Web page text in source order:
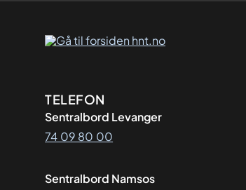
Kontaktinformasjon
TELEFON
Sentralbord Levanger
74 09 80 00
Sentralbord Namsos